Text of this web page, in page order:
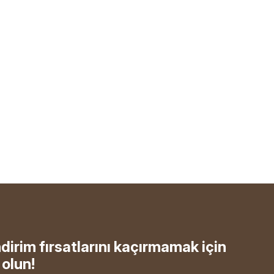
fırsatlarını kaçırmamak için